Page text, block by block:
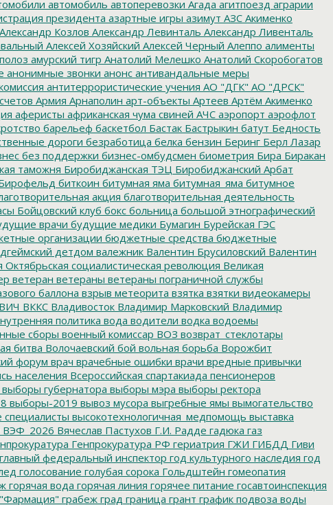
автомобиль автоперевозки Агада агитпоезд аграрии
президента азартные игры азимут АЗС Акименко
Александр Козлов Александр Левинталь Александр Ливенталь
Алексей Хозяйский Алексей Черный Алеппо алименты
амурский тигр Анатолий Мелешко Анатолий Скоробогатов
анонимные звонки анонс антивандальные меры
антитеррористические учения АО "ДГК" АО "ДРСК"
Армия Арнаполин арт-объекты Артеев Артём Акименко
аферисты африканская чума свиней АЧС аэропорт аэрофлот
барельеф баскетбол Бастак Бастрыкин батут Бедность
дороги безработица белка бензин Беринг Берл Лазар
без поддержки бизнес-омбудсмен биометрия Бира Биракан
таможня Биробиджанская ТЭЦ Биробиджанский Арбат
биткоин битумная яма битумная_яма битумное
акция благотворительная деятельность
Бойцовский клуб бокс больница большой этнографический
врачи будущие медики Бумагин Бурейская ГЭС
организации бюджетные средства бюджетные
детдом валежник Валентин Брусиловский Валентин
Октябрьская социалистическая революция Великая
ветеран ветераны ветераны пограничной службы
баллона взрыв метеорита взятка взятки видеокамеры
ВИЧ ВККС Владивосток Владимир Марковский Владимир
политика вода водители водка водоемы
сборы военный комиссар ВОЗ возврат_стеклотары
битва Волочаевский бой вольная борьба Ворожбит
форум врач врачебные ошибки врачи вредные привычки
населения Всероссийская спартакиада пенсионеров
выборы губернатора выборы мэра выборы ректора
выборы-2019 вывоз мусора выгребные ямы вымогательство
высокотехнологичная_медпомощь выставка
ВЭФ_2026 Вячеслав Пастухов Г.И. Радде гадюка газ
Генпрокуратура РФ гериатрия ГЖИ ГИБДД Гиви
главный федеральный инспектор год культурного наследия год
голосование голубая сорока Гольдштейн гомеопатия
горячая вода горячая линия горячее питание госавтоинспекция
грабеж град граница грант график подвоза воды